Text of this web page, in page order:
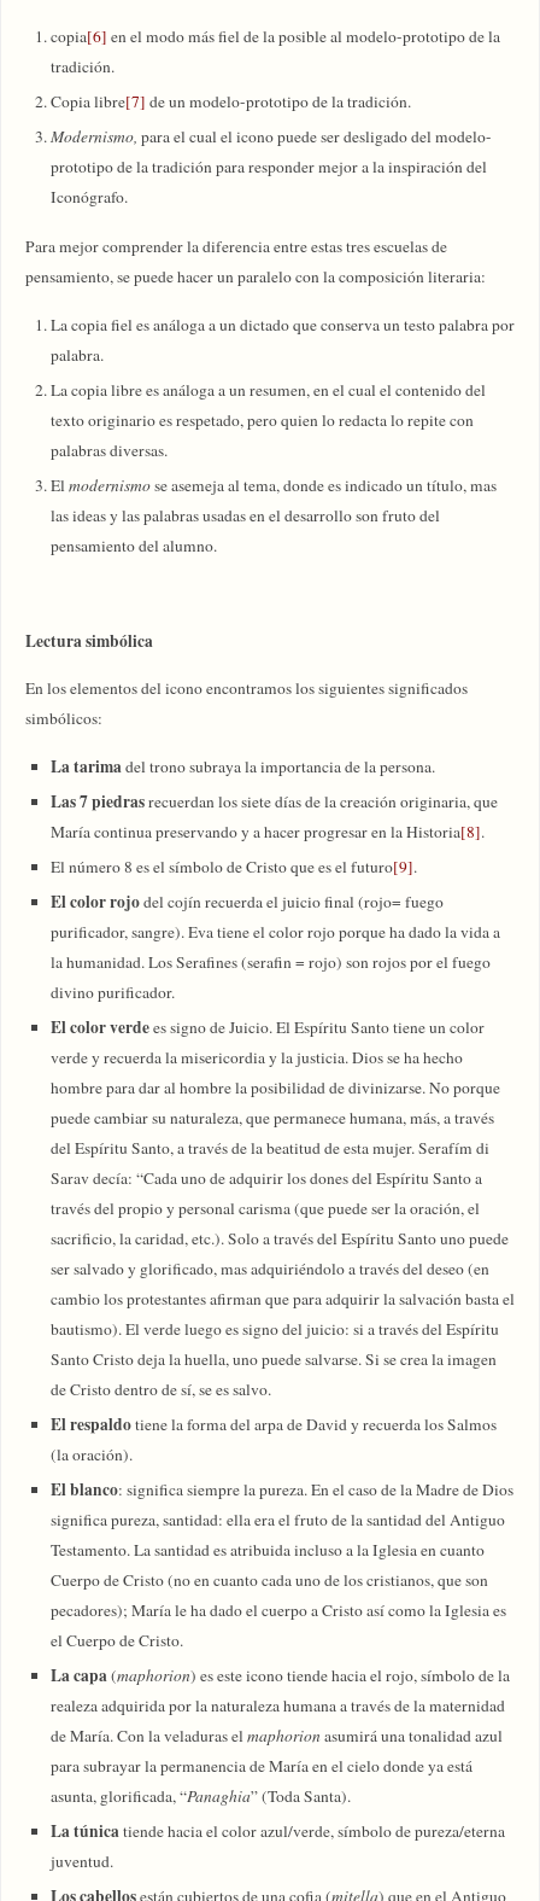
copia[6] en el modo más fiel de la posible al modelo-prototipo de la
tradición.
Copia libre[7] de un modelo-prototipo de la tradición.
Modernismo, para el cual el icono puede ser desligado del modelo-
prototipo de la tradición para responder mejor a la inspiración del
Iconógrafo.
Para mejor comprender la diferencia entre estas tres escuelas de
pensamiento, se puede hacer un paralelo con la composición literaria:
La copia fiel es análoga a un dictado que conserva un testo palabra por
palabra.
La copia libre es análoga a un resumen, en el cual el contenido del
texto originario es respetado, pero quien lo redacta lo repite con
palabras diversas.
El modernismose asemeja al tema, donde es indicado un título, mas
las ideas y las palabras usadas en el desarrollo son fruto del
pensamiento del alumno.
Lectura simbólica
En los elementos del icono encontramos los siguientes significados
simbólicos:
La tarimadel trono subraya la importancia de la persona.
Las 7 piedrasrecuerdan los siete días de la creación originaria, que
María continua preservando y a hacer progresar en la Historia[8].
El número 8 es el símbolo de Cristo que es el futuro[9].
El color rojodel cojín recuerda el juicio final (rojo= fuego
purificador, sangre). Eva tiene el color rojo porque ha dado la vida a
la humanidad. Los Serafines (serafin = rojo) son rojos por el fuego
divino purificador.
El color verdees signo de Juicio. El Espíritu Santo tiene un color
verde y recuerda la misericordia y la justicia. Dios se ha hecho
hombre para dar al hombre la posibilidad de divinizarse. No porque
puede cambiar su naturaleza, que permanece humana, más, a través
del Espíritu Santo, a través de la beatitud de esta mujer. Serafím di
Sarav decía: “Cada uno de adquirir los dones del Espíritu Santo a
través del propio y personal carisma (que puede ser la oración, el
sacrificio, la caridad, etc.). Solo a través del Espíritu Santo uno puede
ser salvado y glorificado, mas adquiriéndolo a través del deseo (en
cambio los protestantes afirman que para adquirir la salvación basta el
bautismo). El verde luego es signo del juicio: si a través del Espíritu
Santo Cristo deja la huella, uno puede salvarse. Si se crea la imagen
de Cristo dentro de sí, se es salvo.
El respaldotiene la forma del arpa de David y recuerda los Salmos
(la oración).
El blanco: significa siempre la pureza. En el caso de la Madre de Dios
significa pureza, santidad: ella era el fruto de la santidad del Antiguo
Testamento. La santidad es atribuida incluso a la Iglesia en cuanto
Cuerpo de Cristo (no en cuanto cada uno de los cristianos, que son
pecadores); María le ha dado el cuerpo a Cristo así como la Iglesia es
el Cuerpo de Cristo.
La capa(maphorion) es este icono tiende hacia el rojo, símbolo de la
realeza adquirida por la naturaleza humana a través de la maternidad
de María. Con la veladuras el maphorion asumirá una tonalidad azul
para subrayar la permanencia de María en el cielo donde ya está
asunta, glorificada, “Panaghia” (Toda Santa).
La túnicatiende hacia el color azul/verde, símbolo de pureza/eterna
juventud.
están cubiertos de una cofia (mitella) que en el Antiguo